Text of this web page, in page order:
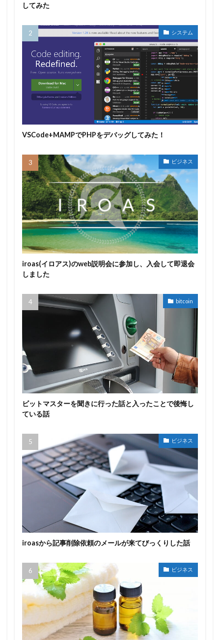
してみた
システム
VSCode+MAMPでPHPをデバッグしてみた！
ビジネス
iroas(イロアス)のweb説明会に参加し、入会して即退会
しました
bitcoin
ビットマスターを聞きに行った話と入ったことで後悔し
ている話
ビジネス
iroasから記事削除依頼のメールが来てびっくりした話
ビジネス